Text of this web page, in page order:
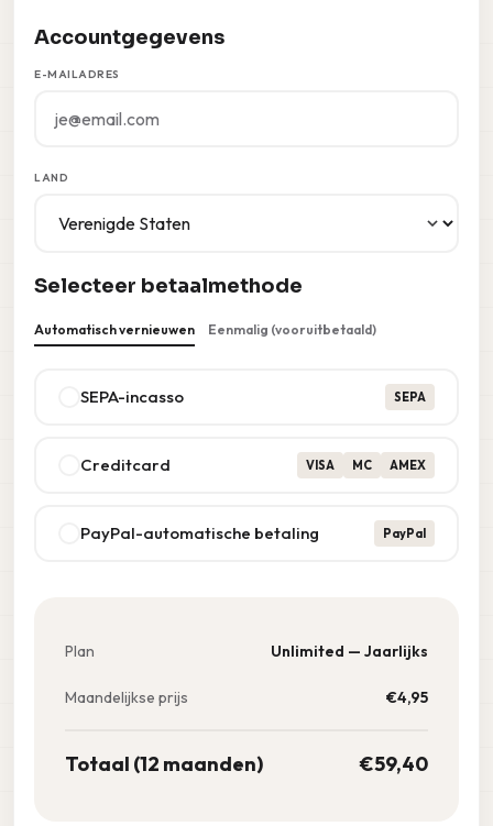
Accountgegevens
E-MAILADRES
LAND
Selecteer betaalmethode
Automatisch vernieuwen Eenmalig (vooruitbetaald)
SEPA-incasso SEPA
Creditcard VISA MC AMEX
PayPal-automatische betaling PayPal
Plan Unlimited — Jaarlijks
Maandelijkse prijs €4,95
Totaal (12 maanden) €59,40